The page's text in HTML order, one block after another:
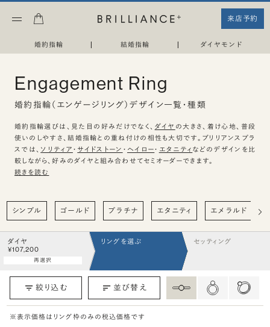
来店予約
婚約指輪 | 結婚指輪 | ダイヤモンド
Engagement Ring
婚約指輪（エンゲージリング）デザイン一覧・種類
婚約指輪選びは、見た目の好みだけでなく、 ダイヤ の大きさ、着け心地、普段
使いのしやすさ、結婚指輪との重ね付けの相性も大切です。ブリリアンスプラ
スでは、 ソリティア ・ サイドストーン ・ ヘイロー・ エタニティ などのデザインを比
較しながら、好みのダイヤと組み合わせてセミオーダーできます。
続きを読む
シンプル ゴールド プラチナ エタニティ エメラルド
ダイヤ
¥107,200
再選択
リングを選ぶ セッティング
絞り込む 並び替え
※表示価格はリング枠のみの税込価格です